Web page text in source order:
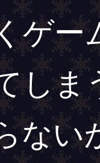
ゲー
しま
ない